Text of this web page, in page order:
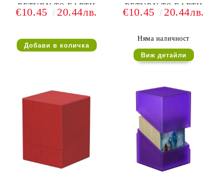
RETURN TO EARTH
BOULDER DECK CASE
ОРАНЖЕВА
€10.45 20.44лв.
RETURN TO EARTH
BOULDER DECK CASE
БЯЛА
€10.45 20.44лв.
Няма наличност
Виж детайли